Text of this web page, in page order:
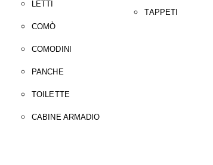
LETTI
COMÒ
COMODINI
PANCHE
TOILETTE
CABINE ARMADIO
TAPPETI